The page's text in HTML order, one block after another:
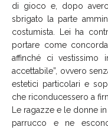
di gioco e, dopo
sbrigato la parte
costumista. Lei ha
portare come
affinché ci vestissimo
accettabile”, ovvero
estetici particolari e
che riconducessero a
Le ragazze e le donne
parrucco e ne